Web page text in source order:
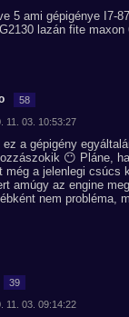
5 ami gépigénye I7-
lazán fite maxon
58
11. 03. 10:53:27
a gépigény
😶 Pláne,
még a jelenlegi csúcs
amúgy az engine
nem probléma,
39
11. 03. 09:14:22